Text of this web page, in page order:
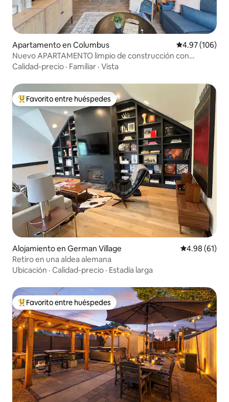
Apartamento en Columbus Calificación
4.97 (106)
Nuevo APARTAMENTO limpio de construcción con
estacionamiento en el lugar +GIMNASIO+balcón
Calidad-precio · Familiar · Vista
Favorito entre huéspedes preferido
Favorito entre huéspedes
Alojamiento en German Village Calificación
4.98 (61)
Retiro en una aldea alemana
Ubicación · Calidad-precio · Estadía larga
Favorito entre huéspedes preferido
Favorito entre huéspedes